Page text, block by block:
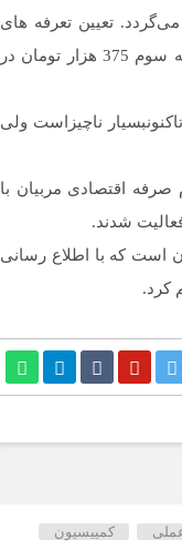
تعیین تعرفه های
نرخنامه به صورت شهرستانی یا استانی هست که در حال حاضر نرخ هر ساعت آموزش پایه سوم 375 هزار تومان در
این عدد در مقایسه با دیگر مشاغل خدماتی و افزایش قابل توجه تورم از ابتدای سال 1404 تاکنونبسیار ناچیزاست ولی
اقتصادی مربیان با
شدند.
است که با اطلاع رسانی
کرد.
کمییسیون